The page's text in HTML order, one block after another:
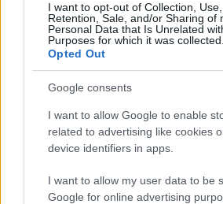
I want to opt-out of Collection, Use,
Retention, Sale, and/or Sharing of
Personal Data that Is Unrelated
Purposes for which it was collected.
Opted Out
Google consents
I want to allow Google to enable
related to advertising like cookies
device identifiers in apps.
I want to allow my user data to be
Google for online advertising
AUTORE
Staff